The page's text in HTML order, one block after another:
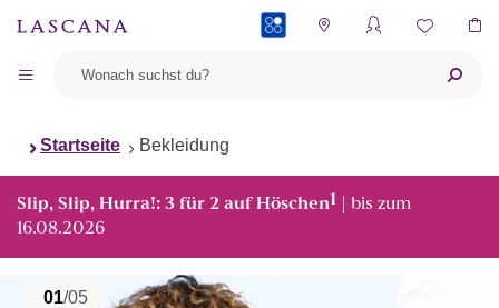
Startseite Bekleidung
Slip, Slip, Hurra!: 3 für 2 auf Höschen1 | bis zum
16.08.2026
01/05